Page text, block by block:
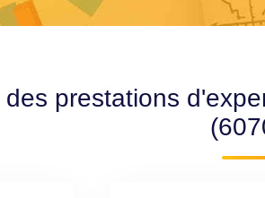
prestations